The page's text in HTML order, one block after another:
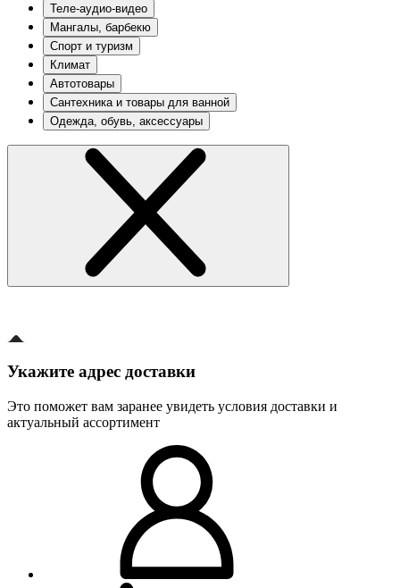
Теле-аудио-видео
Мангалы, барбекю
Спорт и туризм
Климат
Автотовары
Сантехника и товары для ванной
Одежда, обувь, аксессуары
Укажите адрес доставки
Это поможет вам заранее увидеть условия доставки и
актуальный ассортимент